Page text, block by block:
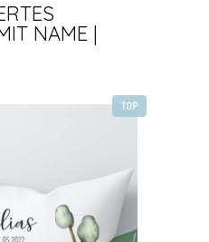
NAME |
TOP